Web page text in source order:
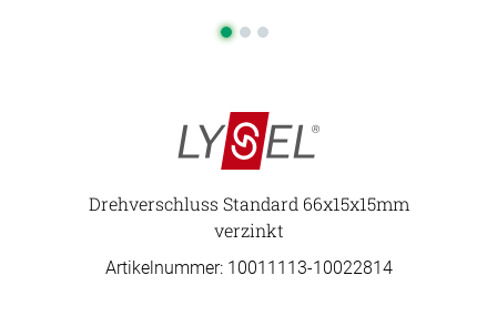
Drehverschluss Standard 66x15x15mm
verzinkt
Artikelnummer: 10011113-10022814